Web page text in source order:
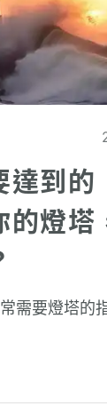
到的
的燈塔
需要燈塔的